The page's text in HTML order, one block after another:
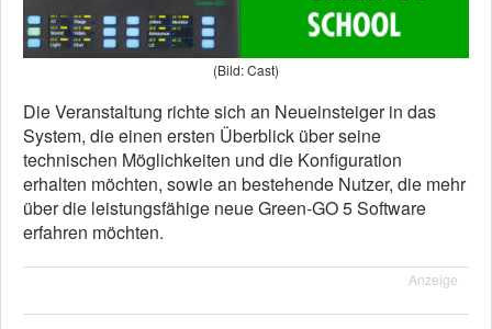
(Bild: Cast)
Die Veranstaltung richte sich an Neueinsteiger in das
System, die einen ersten Überblick über seine
technischen Möglichkeiten und die Konfiguration
erhalten möchten, sowie an bestehende Nutzer, die mehr
über die leistungsfähige neue Green-GO 5 Software
erfahren möchten.
Anzeige